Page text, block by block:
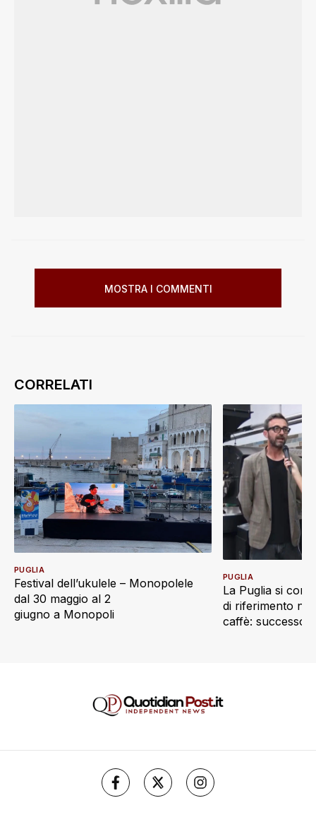
MOSTRA I COMMENTI
Festival dell’ukulele – Monopolele
dal 30 maggio al 2
giugno a Monopoli
PUGLIA
La Puglia si
di riferimento
caffè: successo
PUGLIA